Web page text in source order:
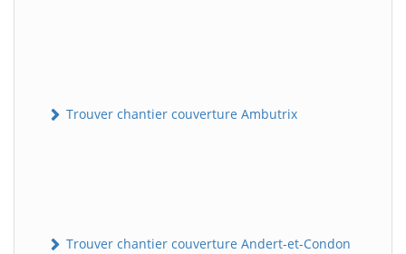
Trouver chantier couverture Ambutrix
Trouver chantier couverture Andert-et-Condon